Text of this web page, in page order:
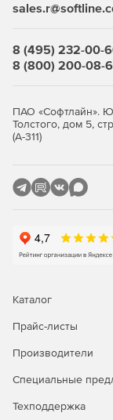
SQL-
Cross Site
ответах веб-
Совпадение
Обнаружение
и ответов
8 (495) 232-00-
8 (800) 200-08-
ПАО «Софтлайн».
Толстого, дом 5,
(А-311)
Каталог
Прайс-листы
Производители
Специальные
Техподдержка